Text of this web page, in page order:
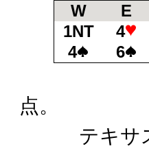
W
E
1NT
4
4
6
点。
テキサス